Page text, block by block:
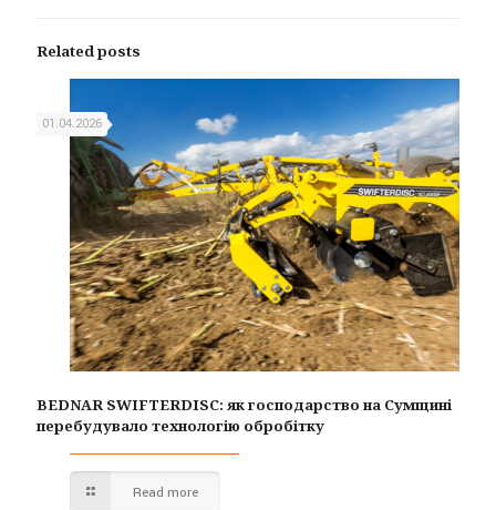
Related posts
01.04.2026
BEDNAR SWIFTERDISC: як господарство на Сумщині
перебудувало технологію обробітку
Read more